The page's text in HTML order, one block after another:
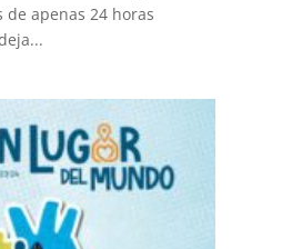
apenas 24 horas